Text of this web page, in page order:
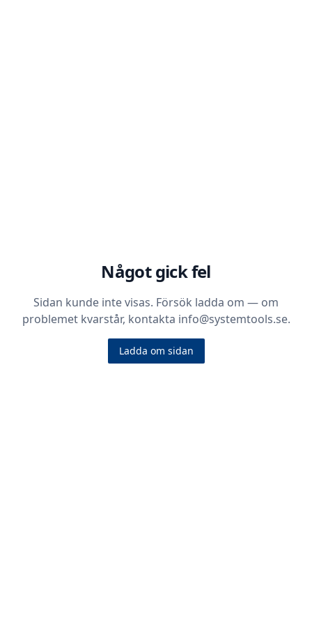
Något gick fel
Sidan kunde inte visas. Försök ladda om — om
problemet kvarstår, kontakta info@systemtools.se.
Ladda om sidan